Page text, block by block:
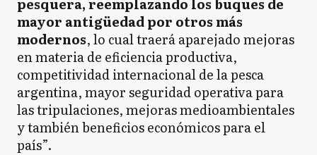
pesquera, reemplazando los buques de
mayor antigüedad por otros más
modernos, lo cual traerá aparejado mejoras
en materia de eficiencia productiva,
competitividad internacional de la pesca
argentina, mayor seguridad operativa para
las tripulaciones, mejoras medioambientales
y también beneficios económicos para el
país”.